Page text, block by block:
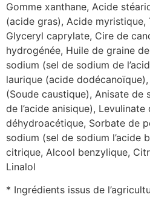
Gomme xanthane, Acide
(acide gras), Acide myristique,
Glyceryl caprylate, Cire de
hydrogénée, Huile de graine
sodium (sel de sodium de
laurique (acide
(Soude caustique), Anisate de
de l’acide anisique),
déhydroacétique, Sorbate de
sodium (sel de sodium l’acide
citrique, Alcool benzylique,
Linalol
* Ingrédients issus de